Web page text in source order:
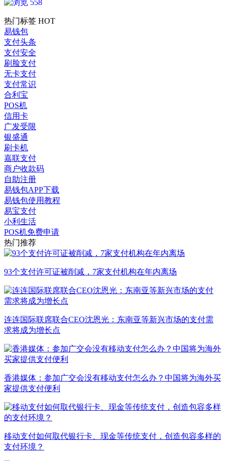
558
热门标签 HOT
易钱包
支付头条
支付安全
刷脸支付
无卡支付
支付常识
合利宝
POS机
信用卡
广发受限
银盛通
刷卡机
嘉联支付
商户收款码
自助注册
易钱包APP下载
易钱包使用教程
易宝支付
小利生活
POS机免费申请
热门推荐
93个支付许可证被削减，7家支付机构在年内离场
连连国际联席联合CEO沈恩光：东南亚等新兴市场的支付需
求将成为增长点
香港媒体：参加广交会没有移动支付怎么办？中国将为海外买
家提供支付便利
移动支付如何取代银行卡、现金等传统支付，创造包容多样的
支付环境？